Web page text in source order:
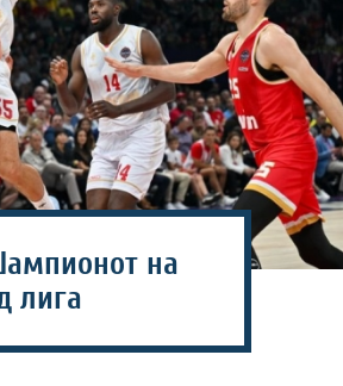
на
лига